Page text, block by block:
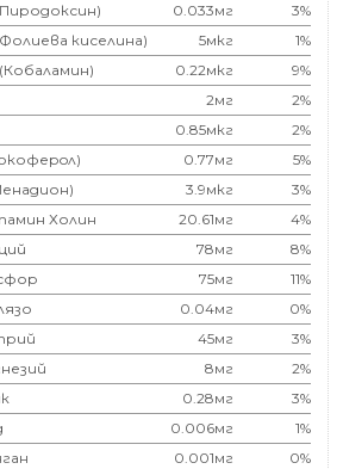
0.033мг
3%
киселина)
5мкг
1%
(Кобаламин)
0.22мкг
9%
2мг
2%
0.85мкг
2%
0.77мг
5%
3.9мкг
3%
Холин
20.61мг
4%
78мг
8%
75мг
11%
0.04мг
0%
45мг
3%
8мг
2%
0.28мг
3%
0.006мг
1%
0.001мг
0%